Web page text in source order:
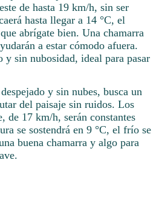
de hasta 19 km/h, sin ser
hasta llegar a 14 °C, el
abrígate bien. Una chamarra
a estar cómodo afuera.
y sin nubosidad, ideal para pasar
y sin nubes, busca un
del paisaje sin ruidos. Los
de 17 km/h, serán constantes
se sostendrá en 9 °C, el frío se
buena chamarra y algo para